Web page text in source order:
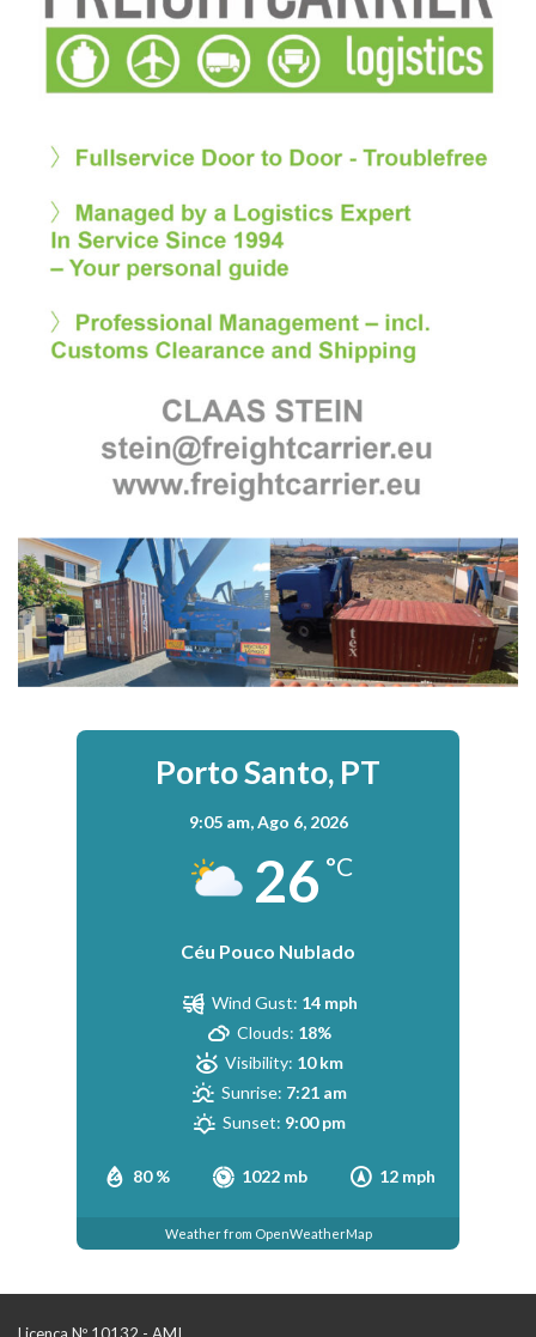
Porto Santo, PT
9:05 am,Ago 6, 2026
26 °C
Céu Pouco Nublado
80 % 1022 mb 12 mph
Wind Gust: 14 mph
Clouds: 18%
Visibility: 10 km
Sunrise: 7:21 am
Sunset: 9:00 pm
Weather from OpenWeatherMap